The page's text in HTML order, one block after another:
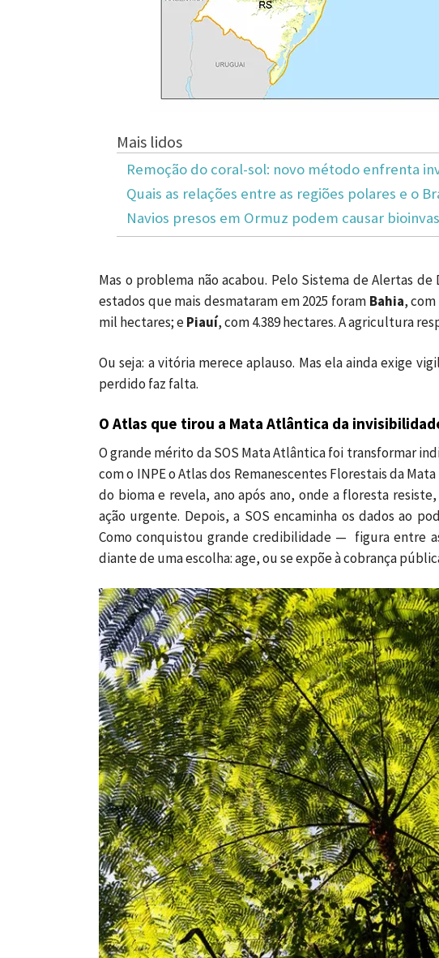
Mais lidos
Remoção do coral-sol: novo método enfrenta
Quais as relações entre as regiões polares e o
Navios presos em Ormuz podem causar
Mas o problema não acabou. Pelo Sistema de Alertas
estados que mais desmataram em 2025 foram Bahia,
mil hectares; ePiauí, com 4.389 hectares. A agricultura
Ou seja: a vitória merece aplauso. Mas ela ainda exige
perdido faz falta.
O Atlas que tirou a Mata Atlântica da
O grande mérito da SOS Mata Atlântica foi transformar
com o INPE o Atlas dos Remanescentes Florestais da
do bioma e revela, ano após ano, onde a floresta
ação urgente. Depois, a SOS encaminha os dados ao
Como conquistou grande credibilidade — figura entre
diante de uma escolha: age, ou se expõe à cobrança